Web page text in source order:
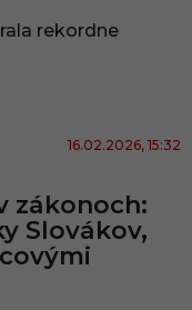
rekordne
16.02.2026, 15:32
zákonoch:
Slovákov,